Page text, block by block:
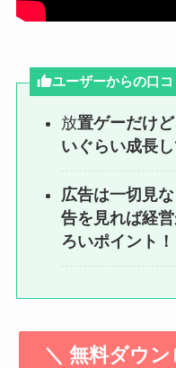
ユーザーからの口コ
放置ゲーだけ
いぐらい成長し
広告は一切見
告を見れば経
ろいポイント！
＼ 無料ダウ